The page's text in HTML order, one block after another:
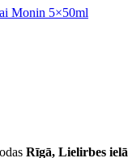
Monin 5×50ml
Rīgā, Lielirbes